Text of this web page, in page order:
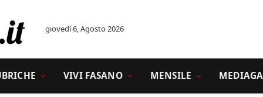
giovedì 6, Agosto 2026
VIVI FASANO MENSILE